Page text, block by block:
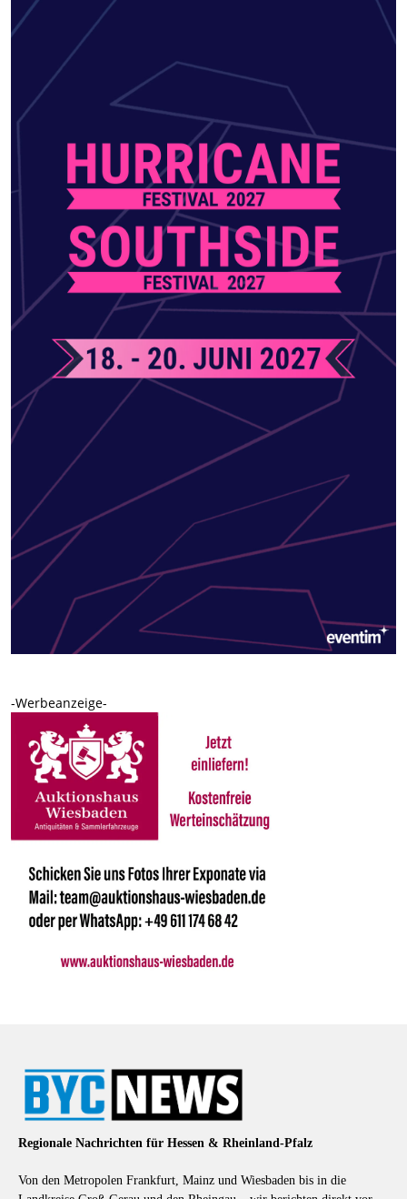
-Werbeanzeige-
Regionale Nachrichten für Hessen & Rheinland-Pfalz
Von den Metropolen Frankfurt, Mainz und Wiesbaden bis in die